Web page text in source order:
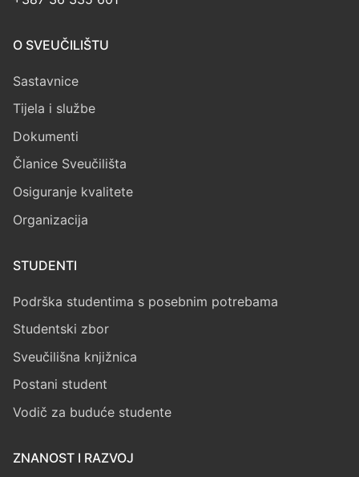
O SVEUČILIŠTU
Sastavnice
Tijela i službe
Dokumenti
Članice Sveučilišta
Osiguranje kvalitete
Organizacija
STUDENTI
Podrška studentima s posebnim potrebama
Studentski zbor
Sveučilišna knjižnica
Postani student
Vodič za buduće studente
ZNANOST I RAZVOJ